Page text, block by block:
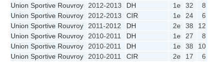
Union Sportive Rouvroy
2012-2013 DH 1e 32 8
Union Sportive Rouvroy
2012-2013 CIR 1e 24 6
Union Sportive Rouvroy
2011-2012 DH 2e 38 12
Union Sportive Rouvroy
2010-2011 DH 1e 27 8
Union Sportive Rouvroy
2010-2011 DH 1e 38 10
Union Sportive Rouvroy
2010-2011 CIR 2e 17 6